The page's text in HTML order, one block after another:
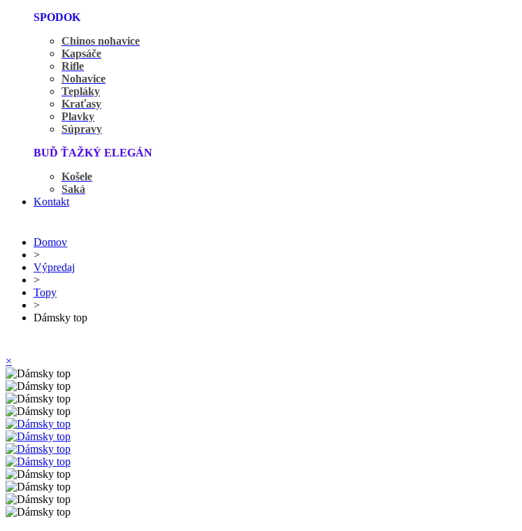
SPODOK
Chinos nohavice
Kapsáče
Rifle
Nohavice
Tepláky
Kraťasy
Plavky
Súpravy
BUĎ ŤAŽKÝ ELEGÁN
Košele
Saká
Kontakt
Domov
>
Výpredaj
>
Topy
>
Dámsky top
×